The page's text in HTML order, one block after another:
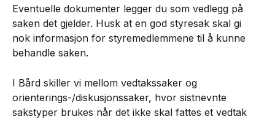
Eventuelle dokumenter legger du som vedlegg på
saken det gjelder. Husk at en god styresak skal gi
nok informasjon for styremedlemmene til å kunne
behandle saken.
I Bård skiller vi mellom vedtakssaker og
orienterings-/diskusjonssaker, hvor sistnevnte
sakstyper brukes når det ikke skal fattes et vedtak